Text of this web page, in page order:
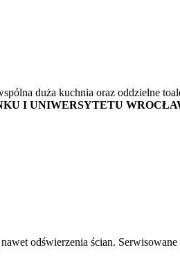
duża kuchnia oraz oddzielne
I UNIWERSYTETU
odświerzenia ścian.